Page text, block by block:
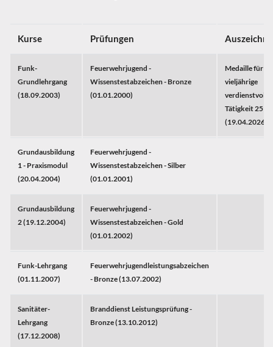
Kurse Prüfungen
Funk-
Grundlehrgang
(18.09.2003)
Feuerwehrjugend -
Wissenstestabzeichen - Bronze
(01.01.2000)
Medaille für
vieljährige
verdienstvolle
Tätigkeit 25
(19.04.2026)
Grundausbildung
1 - Praxismodul
(20.04.2004)
Feuerwehrjugend -
Wissenstestabzeichen - Silber
(01.01.2001)
Grundausbildung
2 (19.12.2004)
Feuerwehrjugend -
Wissenstestabzeichen - Gold
(01.01.2002)
Funk-Lehrgang
(01.11.2007)
Feuerwehrjugendleistungsabzeichen
- Bronze (13.07.2002)
Sanitäter-
Lehrgang
(17.12.2008)
Branddienst Leistungsprüfung -
Bronze (13.10.2012)